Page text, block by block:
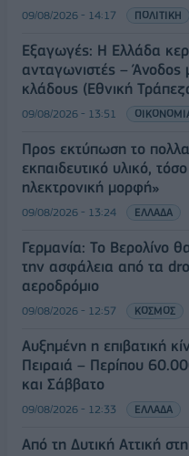
09/08/2026 - 14:17 ΠΟΛΙΤΙΚΗ
Εξαγωγές: Η Ελλάδα
ανταγωνιστές – Άνοδος
κλάδους (Εθνική
09/08/2026 - 13:51
Προς εκτύπωση το
εκπαιδευτικό υλικό,
ηλεκτρονική μορφή»
09/08/2026 - 13:24 ΕΛΛΑΔΑ
Γερμανία: Το Βερολίνο
την ασφάλεια από τα
αεροδρόμιο
09/08/2026 - 12:57 ΚΟΣΜΟΣ
Αυξημένη η επιβατική
Πειραιά – Περίπου
και Σάββατο
09/08/2026 - 12:33 ΕΛΛΑΔΑ
Από τη Δυτική Αττική